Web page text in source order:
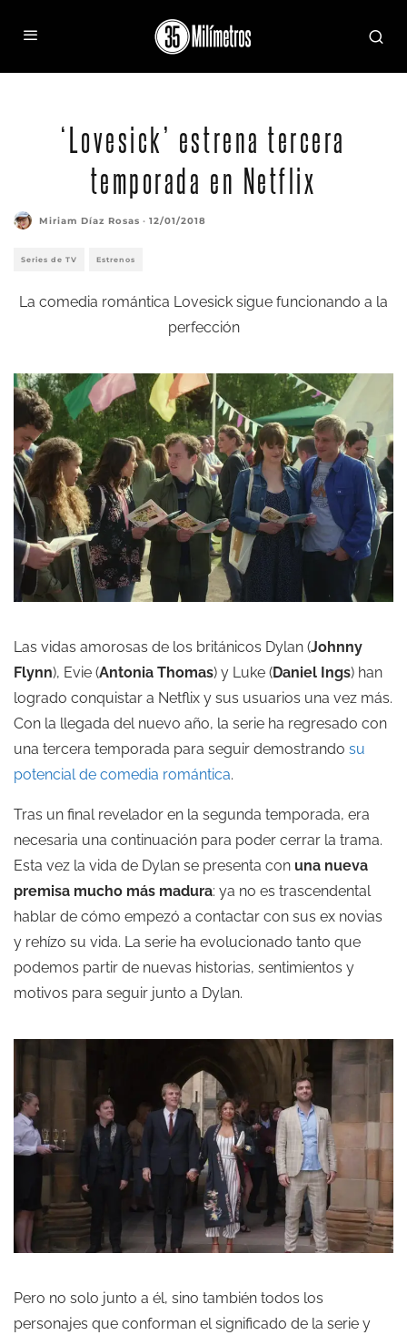
‘Lovesick’ estrena tercera
temporada en Netflix
Miriam Díaz Rosas · 12/01/2018
Series de TV Estrenos
La comedia romántica Lovesick sigue funcionando a la
perfección
Las vidas amorosas de los británicos Dylan (Johnny
Flynn), Evie (Antonia Thomas) y Luke (Daniel Ings) han
logrado conquistar a Netflix y sus usuarios una vez más.
Con la llegada del nuevo año, la serie ha regresado con
una tercera temporada para seguir demostrando su
potencial de comedia romántica.
Tras un final revelador en la segunda temporada, era
necesaria una continuación para poder cerrar la trama.
Esta vez la vida de Dylan se presenta con una nueva
premisa mucho más madura: ya no es trascendental
hablar de cómo empezó a contactar con sus ex novias
y rehízo su vida. La serie ha evolucionado tanto que
podemos partir de nuevas historias, sentimientos y
motivos para seguir junto a Dylan.
Pero no solo junto a él, sino también todos los
personajes que conforman el significado de la serie y